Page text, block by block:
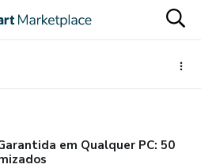
em Qualquer PC: 50